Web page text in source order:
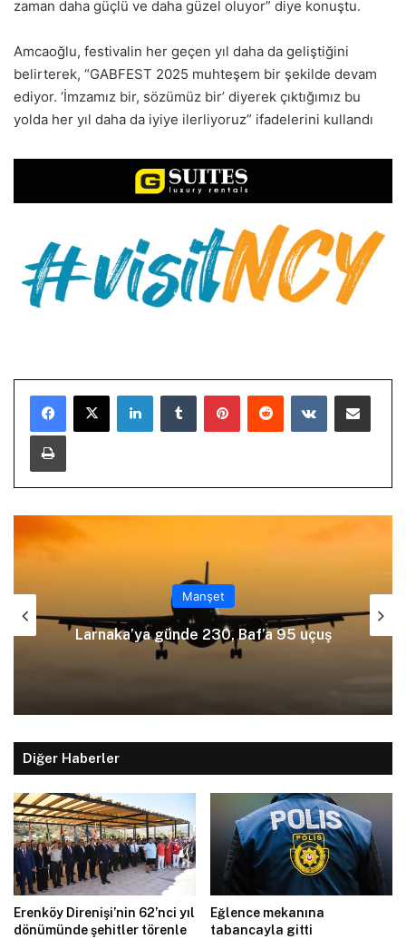
zaman daha güçlü ve daha güzel oluyor” diye konuştu.
Amcaoğlu, festivalin her geçen yıl daha da geliştiğini
belirterek, “GABFEST 2025 muhteşem bir şekilde devam
ediyor. ‘İmzamız bir, sözümüz bir’ diyerek çıktığımız bu
yolda her yıl daha da iyiye ilerliyoruz” ifadelerini kullandı
LinkedInTumblr PinterestReddit VKontakteE-Posta ile paylaş
Yazdır
Ölümlü kazayı üstlenmek için polise
yalan beyanda bulundu
Diğer Haberler
Erenköy Direnişi’nin 62’nci yıl
dönümünde şehitler törenle
Eğlence mekanına
tabancayla gitti